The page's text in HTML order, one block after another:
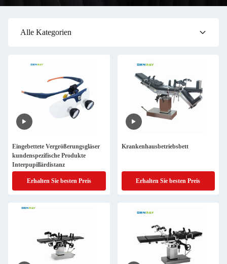
Alle Kategorien
Eingebettete Vergrößerungsgläser
kundenspezifische Produkte
Interpupillärdistanz
Erhalten Sie besten Preis
Krankenhausbetriebsbett
Erhalten Sie besten Preis